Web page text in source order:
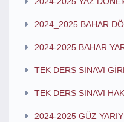
2024_2025 BAHAR
2024-2025 BAHAR
TEK DERS SINAVI
TEK DERS SINAVI
2024-2025 GÜZ